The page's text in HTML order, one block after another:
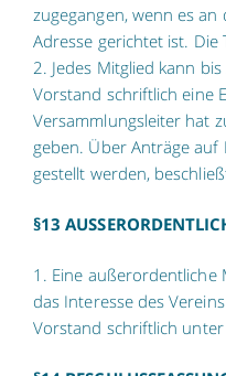
zugegangen, wenn es
Adresse gerichtet ist.
2. Jedes Mitglied kann
Vorstand schriftlich eine
Versammlungsleiter hat
geben. Über Anträge auf
gestellt werden,
§13
1. Eine außerordentliche
das Interesse des
Vorstand schriftlich